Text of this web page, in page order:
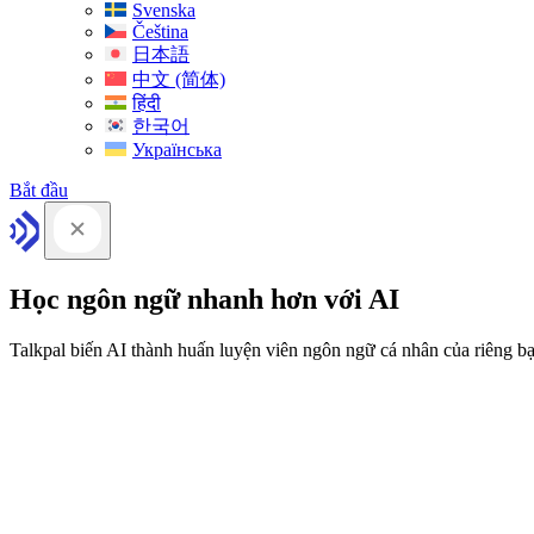
Svenska
Čeština
日本語
中文 (简体)
हिंदी
한국어
Українська
Bắt đầu
Học ngôn ngữ nhanh hơn với AI
Talkpal biến AI thành huấn luyện viên ngôn ngữ cá nhân của riêng